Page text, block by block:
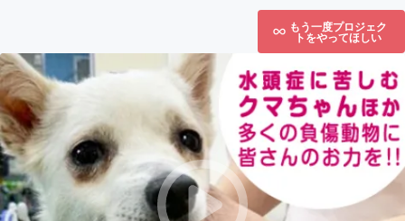
もう一度プロジェク
トをやってほしい